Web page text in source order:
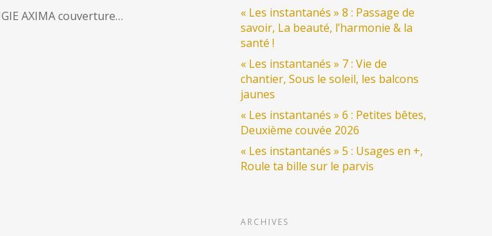
AXIMA couverture…
« Les instantanés » 8 : Passage de
savoir, La beauté, l’harmonie & la
santé !
« Les instantanés » 7 : Vie de
chantier, Sous le soleil, les balcons
jaunes
« Les instantanés » 6 : Petites bêtes,
Deuxième couvée 2026
« Les instantanés » 5 : Usages en +,
Roule ta bille sur le parvis
ARCHIVES